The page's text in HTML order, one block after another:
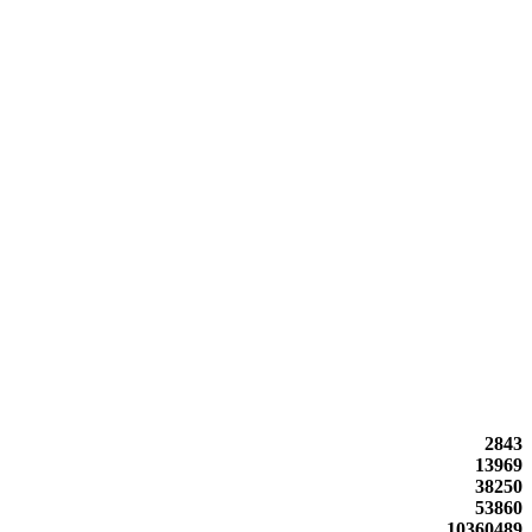
2843
13969
38250
53860